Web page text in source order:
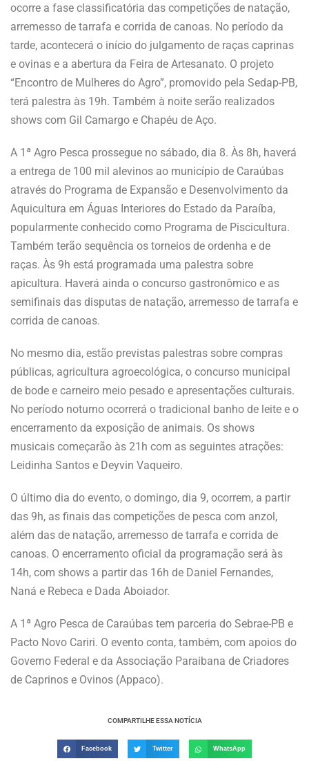
ocorre a fase classificatória das competições de natação,
arremesso de tarrafa e corrida de canoas. No período da
tarde, acontecerá o início do julgamento de raças caprinas
e ovinas e a abertura da Feira de Artesanato. O projeto
“Encontro de Mulheres do Agro”, promovido pela Sedap-PB,
terá palestra às 19h. Também à noite serão realizados
shows com Gil Camargo e Chapéu de Aço.
A 1ª Agro Pesca prossegue no sábado, dia 8. Às 8h, haverá
a entrega de 100 mil alevinos ao município de Caraúbas
através do Programa de Expansão e Desenvolvimento da
Aquicultura em Águas Interiores do Estado da Paraíba,
popularmente conhecido como Programa de Piscicultura.
Também terão sequência os torneios de ordenha e de
raças. Às 9h está programada uma palestra sobre
apicultura. Haverá ainda o concurso gastronômico e as
semifinais das disputas de natação, arremesso de tarrafa e
corrida de canoas.
No mesmo dia, estão previstas palestras sobre compras
públicas, agricultura agroecológica, o concurso municipal
de bode e carneiro meio pesado e apresentações culturais.
No período noturno ocorrerá o tradicional banho de leite e o
encerramento da exposição de animais. Os shows
musicais começarão às 21h com as seguintes atrações:
Leidinha Santos e Deyvin Vaqueiro.
O último dia do evento, o domingo, dia 9, ocorrem, a partir
das 9h, as finais das competições de pesca com anzol,
além das de natação, arremesso de tarrafa e corrida de
canoas. O encerramento oficial da programação será às
14h, com shows a partir das 16h de Daniel Fernandes,
Naná e Rebeca e Dada Aboiador.
A 1ª Agro Pesca de Caraúbas tem parceria do Sebrae-PB e
Pacto Novo Cariri. O evento conta, também, com apoios do
Governo Federal e da Associação Paraibana de Criadores
de Caprinos e Ovinos (Appaco).
COMPARTILHE ESSA NOTÍCIA
Facebook Twitter WhatsApp